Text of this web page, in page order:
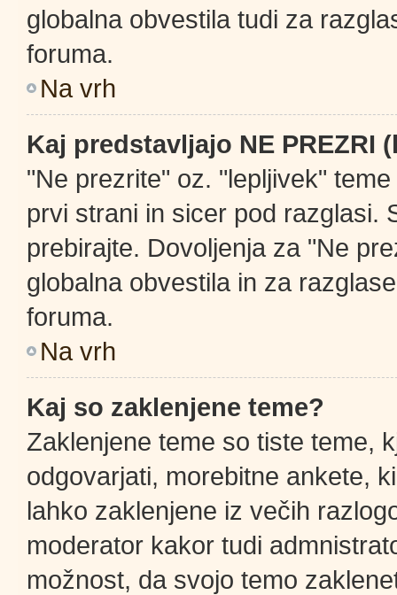
globalna obvestila tudi za
foruma.
Na vrh
Kaj predstavljajo NE PREZRI
"Ne prezrite" oz. "lepljivek"
prvi strani in sicer pod razglasi.
prebirajte. Dovoljenja za "Ne
globalna obvestila in za
foruma.
Na vrh
Kaj so zaklenjene teme?
Zaklenjene teme so tiste teme,
odgovarjati, morebitne ankete,
lahko zaklenjene iz večih
moderator kakor tudi
možnost, da svojo temo